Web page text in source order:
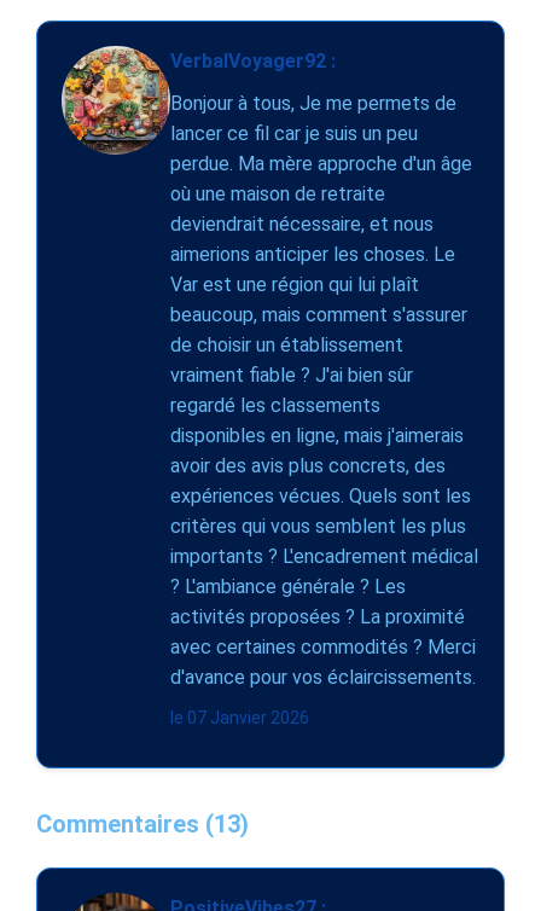
VerbalVoyager92 :
Bonjour à tous, Je me permets de
lancer ce fil car je suis un peu
perdue. Ma mère approche d'un âge
où une maison de retraite
deviendrait nécessaire, et nous
aimerions anticiper les choses. Le
Var est une région qui lui plaît
beaucoup, mais comment s'assurer
de choisir un établissement
vraiment fiable ? J'ai bien sûr
regardé les classements
disponibles en ligne, mais j'aimerais
avoir des avis plus concrets, des
expériences vécues. Quels sont les
critères qui vous semblent les plus
importants ? L'encadrement médical
? L'ambiance générale ? Les
activités proposées ? La proximité
avec certaines commodités ? Merci
d'avance pour vos éclaircissements.
le 07 Janvier 2026
Commentaires (13)